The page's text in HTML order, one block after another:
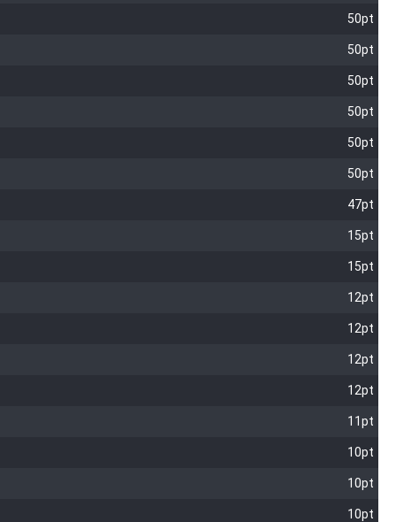
50pt
50pt
50pt
50pt
50pt
50pt
47pt
15pt
15pt
12pt
12pt
12pt
12pt
11pt
10pt
10pt
10pt